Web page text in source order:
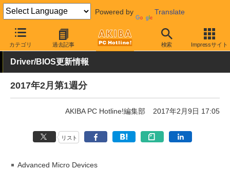
Powered by Translate
カテゴリ 過去記事 検索 Impressサイト
AKIBA PC Hotline! その他
Driver/BIOS更新情報
2017年2月第1週分
AKIBA PC Hotline!編集部 2017年2月9日 17:05
リスト
Advanced Micro Devices